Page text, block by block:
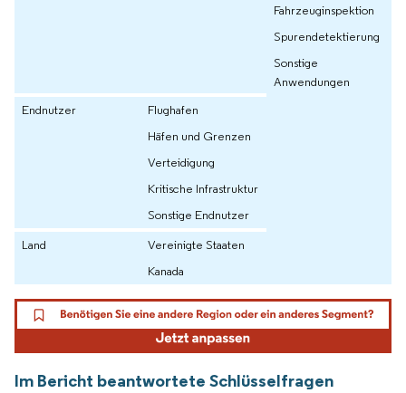
Fahrzeuginspektion
Spurendetektierung
Sonstige
Anwendungen
Endnutzer
Flughafen
Häfen und Grenzen
Verteidigung
Kritische Infrastruktur
Sonstige Endnutzer
Land
Vereinigte Staaten
Kanada
Im Bericht beantwortete Schlüsselfragen